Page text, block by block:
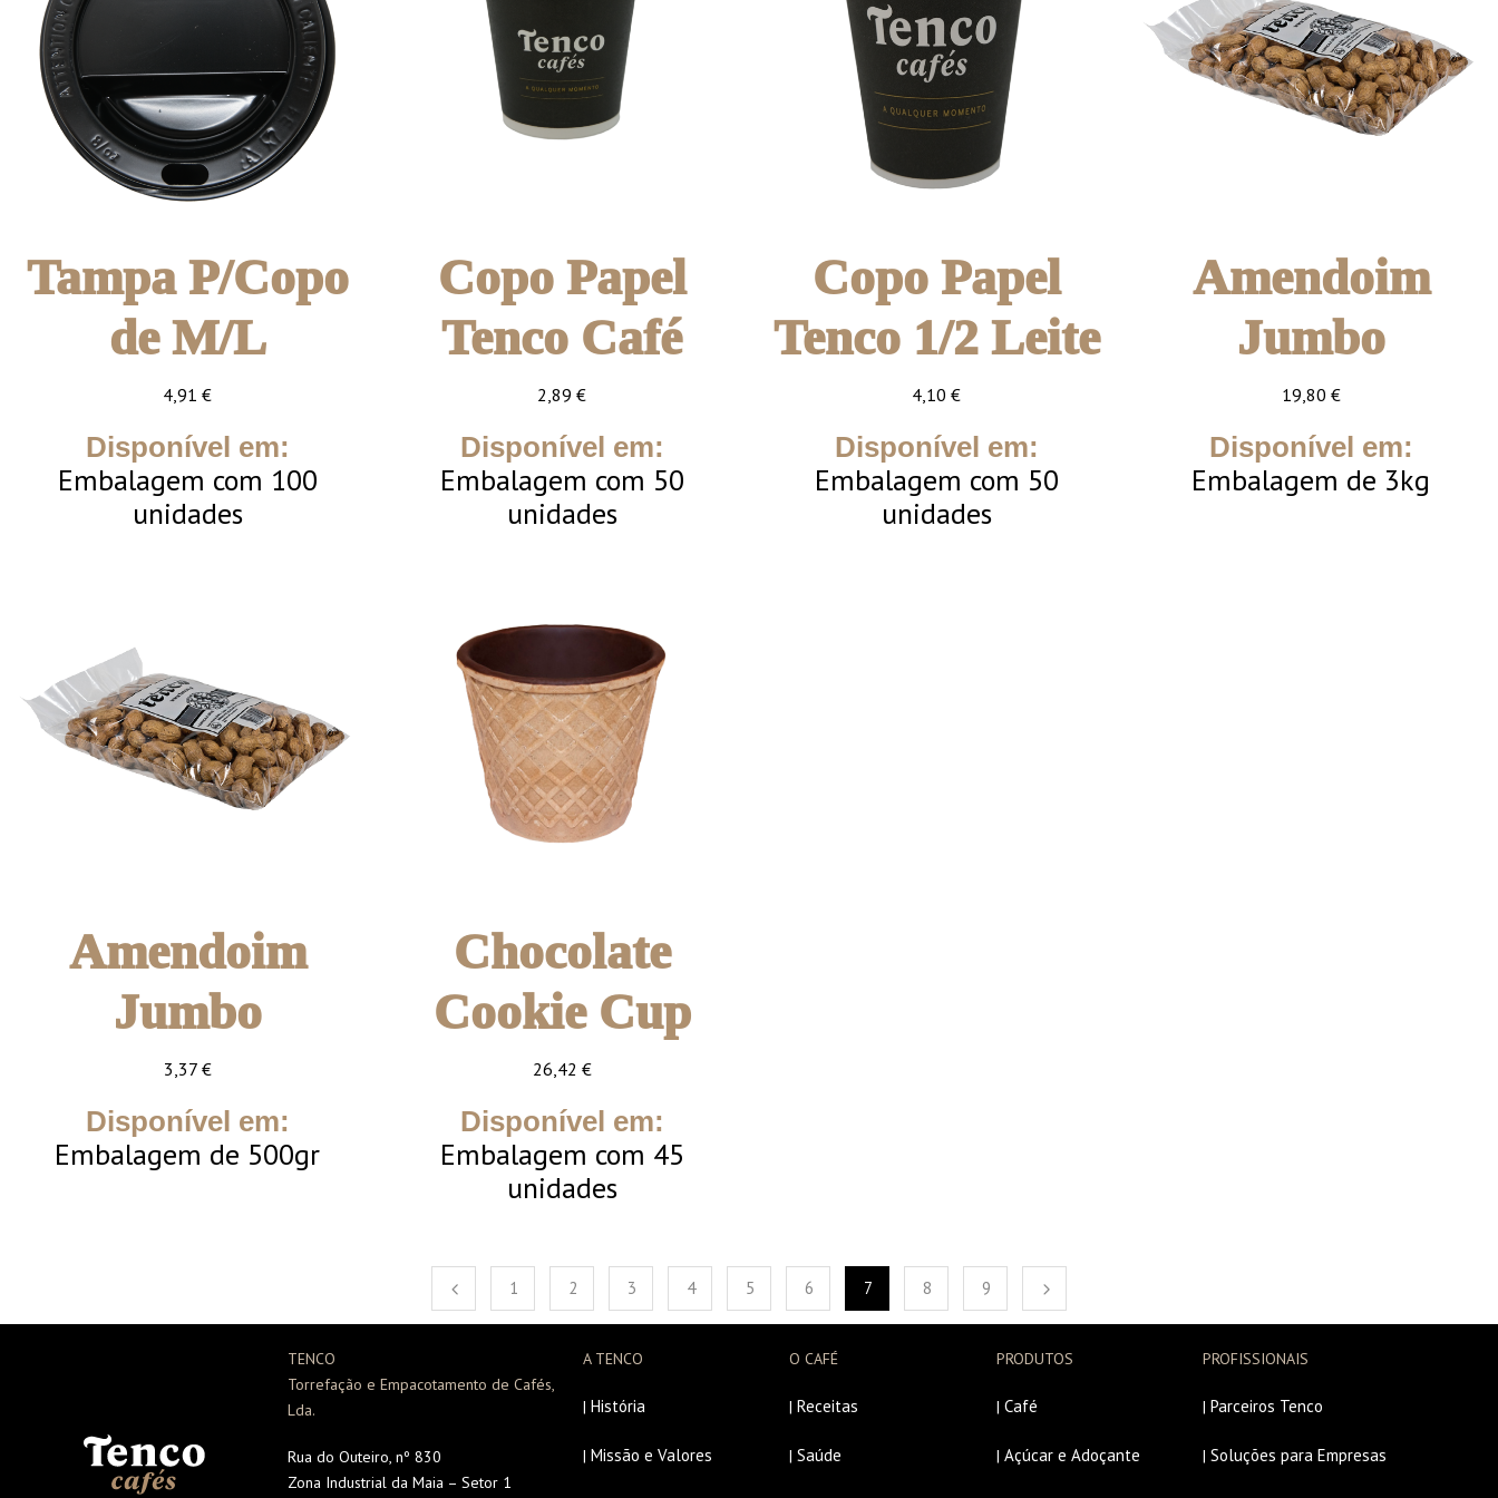
Tampa P/Copo
de M/L
4,91 €
Disponível em:
Embalagem com 100
unidades
Copo Papel
Tenco Café
2,89 €
Disponível em:
Embalagem com 50
unidades
Copo Papel
Tenco 1/2 Leite
4,10 €
Disponível em:
Embalagem com 50
unidades
Amendoim
Jumbo
19,80 €
Disponível em:
Embalagem de 3kg
Amendoim
Jumbo
3,37 €
Disponível em:
Embalagem de 500gr
Chocolate
Cookie Cup
26,42 €
Disponível em:
Embalagem com 45
unidades
1 2 3 4 5 6 7 8 9
TENCO
Torrefação e Empacotamento de Cafés,
Lda.
Rua do Outeiro, nº 830
Zona Industrial da Maia – Setor 1
A TENCO
|História
|Missão e Valores
O CAFÉ
|Receitas
|Saúde
PRODUTOS
| Café
| Açúcar e Adoçante
PROFISSIONAIS
|Parceiros Tenco
|Soluções para Empresas